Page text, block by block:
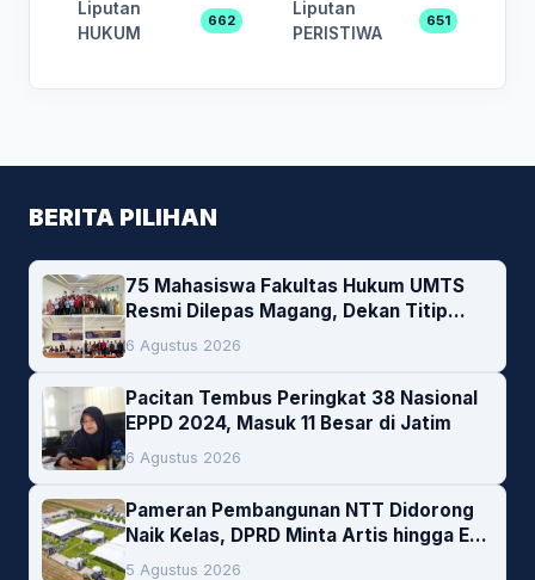
Liputan
HUKUM
662
Liputan
PERISTIWA
651
BERITA PILIHAN
75 Mahasiswa Fakultas Hukum UMTS
Resmi Dilepas Magang, Dekan Titip
Empat Pesan Penting
6 Agustus 2026
Pacitan Tembus Peringkat 38 Nasional
EPPD 2024, Masuk 11 Besar di Jatim
6 Agustus 2026
Pameran Pembangunan NTT Didorong
Naik Kelas, DPRD Minta Artis hingga EO
Lokal Jadi Prioritas
5 Agustus 2026